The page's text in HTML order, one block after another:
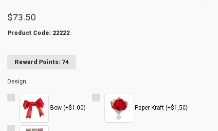
$73.50
Product Code: 22222
Reward Points: 74
Design
Bow (+$1.00) Paper Kraft (+$1.50)